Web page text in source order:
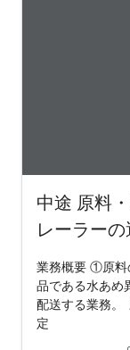
中途 原料
レーラー
業務概要 ①原料
品である水あめ
配送する業務。
定